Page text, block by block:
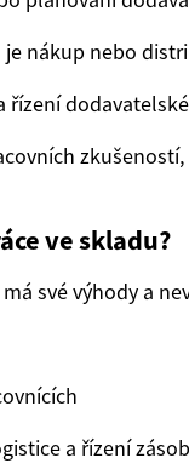
nákup nebo
řízení
ve skladu?
své výhody a
a řízení zásob